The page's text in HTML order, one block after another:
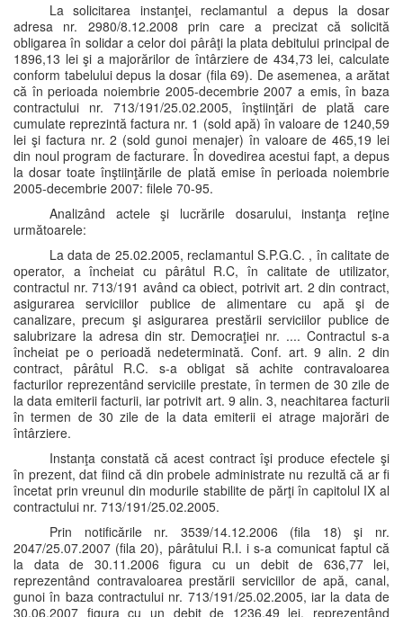
La solicitarea instanţei, reclamantul a depus la dosar
adresa nr. 2980/8.12.2008 prin care a precizat că solicită
obligarea în solidar a celor doi pârâţi la plata debitului principal de
1896,13 lei şi a majorărilor de întârziere de 434,73 lei, calculate
conform tabelului depus la dosar (fila 69). De asemenea, a arătat
că în perioada noiembrie 2005-decembrie 2007 a emis, în baza
contractului nr. 713/191/25.02.2005, înştiinţări de plată care
cumulate reprezintă factura nr. 1 (sold apă) în valoare de 1240,59
lei şi factura nr. 2 (sold gunoi menajer) în valoare de 465,19 lei
din noul program de facturare. În dovedirea acestui fapt, a depus
la dosar toate înştiinţările de plată emise în perioada noiembrie
2005-decembrie 2007: filele 70-95.
Analizând actele şi lucrările dosarului, instanţa reţine
următoarele:
La data de 25.02.2005, reclamantul S.P.G.C. , în calitate de
operator, a încheiat cu pârâtul R.C, în calitate de utilizator,
contractul nr. 713/191 având ca obiect, potrivit art. 2 din contract,
asigurarea serviciilor publice de alimentare cu apă şi de
canalizare, precum şi asigurarea prestării serviciilor publice de
salubrizare la adresa din str. Democraţiei nr. .... Contractul s-a
încheiat pe o perioadă nedeterminată. Conf. art. 9 alin. 2 din
contract, pârâtul R.C. s-a obligat să achite contravaloarea
facturilor reprezentând serviciile prestate, în termen de 30 zile de
la data emiterii facturii, iar potrivit art. 9 alin. 3, neachitarea facturii
în termen de 30 zile de la data emiterii ei atrage majorări de
întârziere.
Instanţa constată că acest contract îşi produce efectele şi
în prezent, dat fiind că din probele administrate nu rezultă că ar fi
încetat prin vreunul din modurile stabilite de părţi în capitolul IX al
contractului nr. 713/191/25.02.2005.
Prin notificările nr. 3539/14.12.2006 (fila 18) şi nr.
2047/25.07.2007 (fila 20), pârâtului R.I. i s-a comunicat faptul că
la data de 30.11.2006 figura cu un debit de 636,77 lei,
reprezentând contravaloarea prestării serviciilor de apă, canal,
gunoi în baza contractului nr. 713/191/25.02.2005, iar la data de
30.06.2007 figura cu un debit de 1236,49 lei, reprezentând